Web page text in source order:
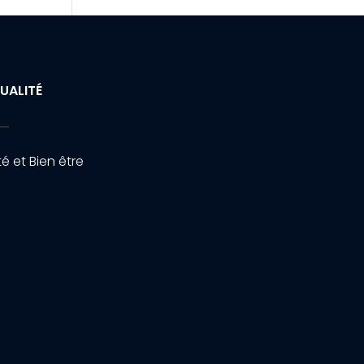
et Bien être